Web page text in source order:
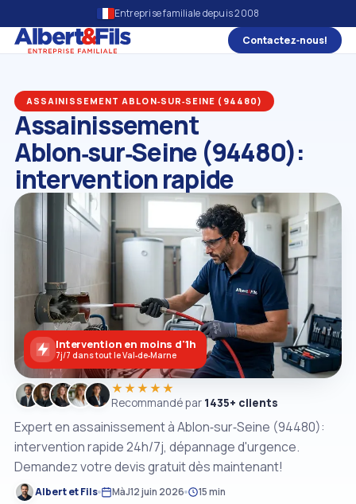
Entreprise familiale depuis 2008
Contactez‑nous!
ASSAINISSEMENT ABLON‑SUR‑SEINE (94480)
Assainissement
Ablon‑sur‑Seine (94480):
intervention rapide
Expert en assainissement à Ablon‑sur‑Seine (94480):
intervention rapide 24h/7j, dépannage d'urgence.
Demandez votre devis gratuit dès maintenant!
Albert et Fils MàJ12 juin 2026 15 min
★★★★★
Recommandé par 1435+ clients
Intervention en moins d'1h
7j/7 dans tout le Val‑de‑Marne